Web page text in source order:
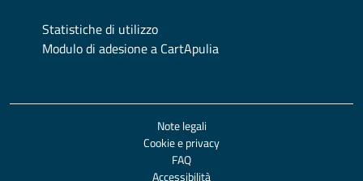
Statistiche di utilizzo
Modulo di adesione a CartApulia
Note legali
Cookie e privacy
FAQ
Accessibilità